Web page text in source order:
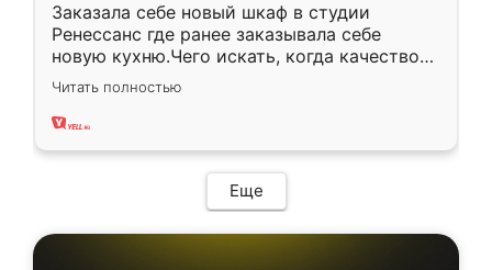
Заказала себе новый шкаф в студии
Ренессанс где ранее заказывала себе
новую кухню.Чего искать, когда качеством
вполне довольна. Служит кухня уже почти
два года, нареканий нет.
Читать полностью
Еще